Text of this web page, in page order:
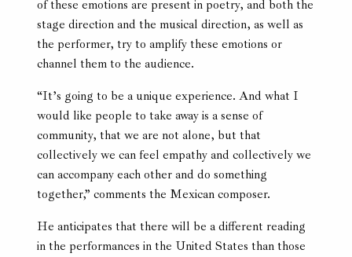
of these emotions are present in poetry, and both the
stage direction and the musical direction, as well as
the performer, try to amplify these emotions or
channel them to the audience.
“It’s going to be a unique experience. And what I
would like people to take away is a sense of
community, that we are not alone, but that
collectively we can feel empathy and collectively we
can accompany each other and do something
together,” comments the Mexican composer.
He anticipates that there will be a different reading
in the performances in the United States than those